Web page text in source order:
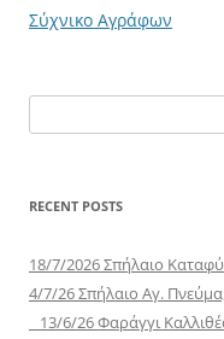
Σύχνικο Αγράφων
for:
RECENT POSTS
18/7/2026 Σπήλαιο
4/7/26 Σπήλαιο Αγ.
13/6/26 Φαράγγι